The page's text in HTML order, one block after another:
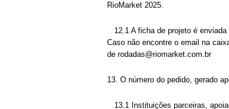
RioMarket 2025.
12.1 A ficha de projeto é
Caso não encontre o email na
de rodadas@riomarket.com.br
13. O número do pedido, gerado
13.1 Instituições parceiras,